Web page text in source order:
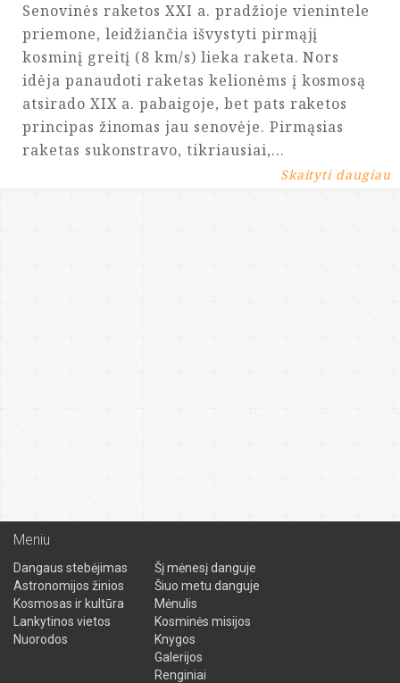
Senovinės raketos XXI a. pradžioje vienintele
priemone, leidžiančia išvystyti pirmąjį
kosminį greitį (8 km/s) lieka raketa. Nors
idėja panaudoti raketas kelionėms į kosmosą
atsirado XIX a. pabaigoje, bet pats raketos
principas žinomas jau senovėje. Pirmąsias
raketas sukonstravo, tikriausiai,…
Skaityti daugiau
Meniu
Dangaus stebėjimas
Astronomijos žinios
Kosmosas ir kultūra
Lankytinos vietos
Nuorodos
Šį mėnesį danguje
Šiuo metu danguje
Mėnulis
Kosminės misijos
Knygos
Galerijos
Renginiai